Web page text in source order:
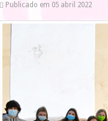
Publicado em 05 abril 2022